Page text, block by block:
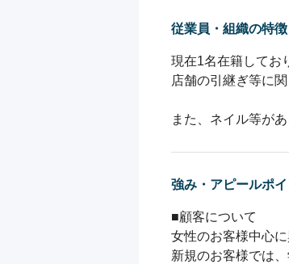
従業員・組織の特徴
現在1名在籍してお
店舗の引継ぎ等に
強み・アピールポイ
■顧客について
女性のお客様中心
新規のお客様では